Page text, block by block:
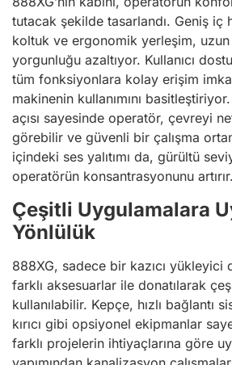
tutacak şekilde tasarlandı. Geniş iç
koltuk ve ergonomik yerleşim, uzun
yorgunluğu azaltıyor. Kullanıcı dostu
tüm fonksiyonlara kolay erişim
makinenin kullanımını
açısı sayesinde operatör, çevreyi
görebilir ve güvenli bir çalışma
içindeki ses yalıtımı da, gürültü
operatörün konsantrasyonunu artırır.
Çeşitli Uygulamalara
Yönlülük
888XG, sadece bir kazıcı yükleyici
farklı aksesuarlar ile donatılarak
kullanılabilir. Kepçe, hızlı bağlantı
kırıcı gibi opsiyonel ekipmanlar
farklı projelerin ihtiyaçlarına göre